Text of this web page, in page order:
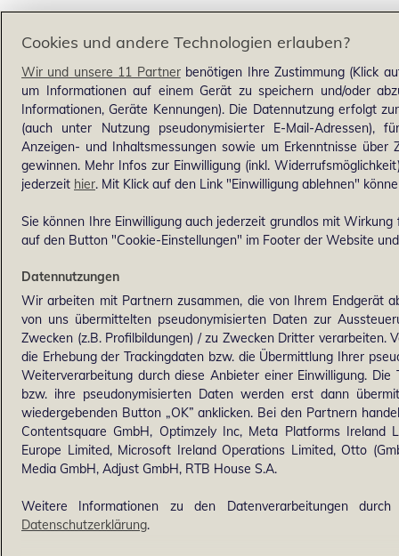
Cookies und andere Technologien erlauben?
Wir und unsere 11 Partnerbenötigen Ihre Zustimmung (Klick
um Informationen auf einem Gerät zu speichern und/oder
Informationen, Geräte Kennungen). Die Datennutzung erfolgt
(auch unter Nutzung pseudonymisierter E-Mail-Adressen),
Anzeigen- und Inhaltsmessungen sowie um Erkenntnisse über
gewinnen. Mehr Infos zur Einwilligung (inkl.
jederzeit hier. Mit Klick auf den Link "Einwilligung ablehnen"
Sie können Ihre Einwilligung auch jederzeit grundlos mit
auf den Button "Cookie-Einstellungen" im Footer der Website
Datennutzungen
Wir arbeiten mit Partnern zusammen, die von Ihrem Endgerät
von uns übermittelten pseudonymisierten Daten zur
Zwecken (z.B. Profilbildungen) / zu Zwecken Dritter verarbeiten.
die Erhebung der Trackingdaten bzw. die Übermittlung Ihrer
Weiterverarbeitung durch diese Anbieter einer Einwilligung.
bzw. ihre pseudonymisierten Daten werden erst dann
wiedergebenden Button „OK” anklicken. Bei den Partnern
Contentsquare GmbH, Optimzely Inc, Meta Platforms Ireland
Europe Limited, Microsoft Ireland Operations Limited, Otto
Media GmbH, Adjust GmbH, RTB House S.A.
Weitere Informationen zu den Datenverarbeitungen
Datenschutzerklärung.